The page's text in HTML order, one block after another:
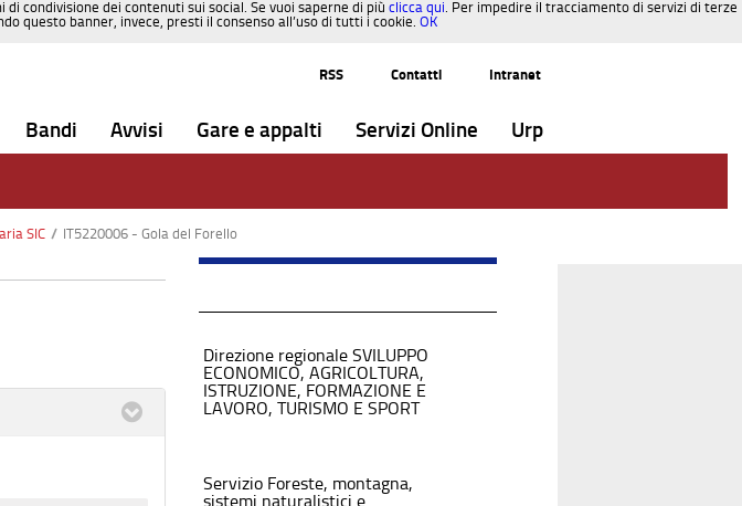
condivisione dei contenuti sui social. Se vuoi saperne di più clicca qui. Per impedire il tracciamento di servizi di terze
questo banner, invece, presti il consenso all’uso di tutti i cookie. OK
RSS
Contatti Intranet
Bandi Avvisi Gare e appalti Servizi Online Urp
SIC / IT5220006 - Gola del Forello
Direzione regionale SVILUPPO
ECONOMICO, AGRICOLTURA,
ISTRUZIONE, FORMAZIONE E
LAVORO, TURISMO E SPORT
Servizio Foreste, montagna,
sistemi naturalistici e